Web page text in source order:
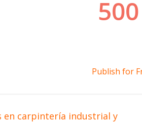
Publish for
en carpintería industrial y